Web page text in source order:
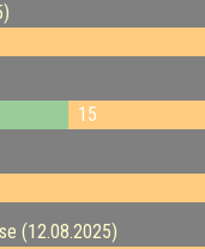
15
(12.08.2025)